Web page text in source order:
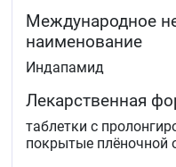
Международное
наименование
Индапамид
Лекарственная
таблетки с
покрытые плёночной